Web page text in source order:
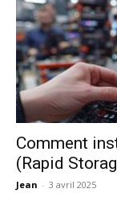
Comment
(Rapid
Jean - 3 avril 2025